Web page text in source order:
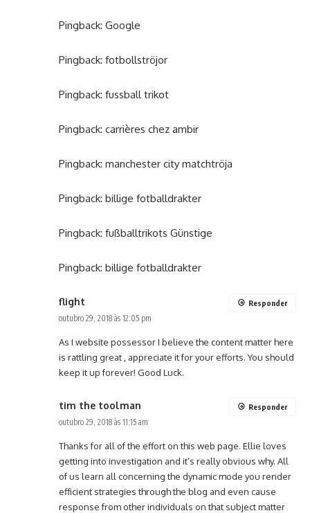
Pingback: Google
Pingback: fotbollströjor
Pingback: fussball trikot
Pingback: carrières chez ambir
Pingback: manchester city matchtröja
Pingback: billige fotballdrakter
Pingback: fußballtrikots Günstige
Pingback: billige fotballdrakter
flight
outubro 29, 2018 às 12:05 pm
As I website possessor I believe the content matter here
is rattling great , appreciate it for your efforts. You should
keep it up forever! Good Luck.
Responder
tim the toolman
outubro 29, 2018 às 11:15 am
Thanks for all of the effort on this web page. Ellie loves
getting into investigation and it’s really obvious why. All
of us learn all concerning the dynamic mode you render
efficient strategies through the blog and even cause
response from other individuals on that subject matter
Responder